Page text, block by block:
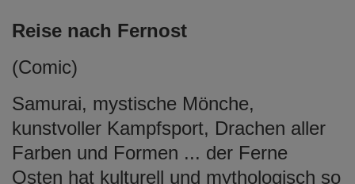
Reise nach Fernost
(Comic)
Samurai, mystische Mönche,
kunstvoller Kampfsport, Drachen aller
Farben und Formen ... der Ferne
Osten hat kulturell und mythologisch so